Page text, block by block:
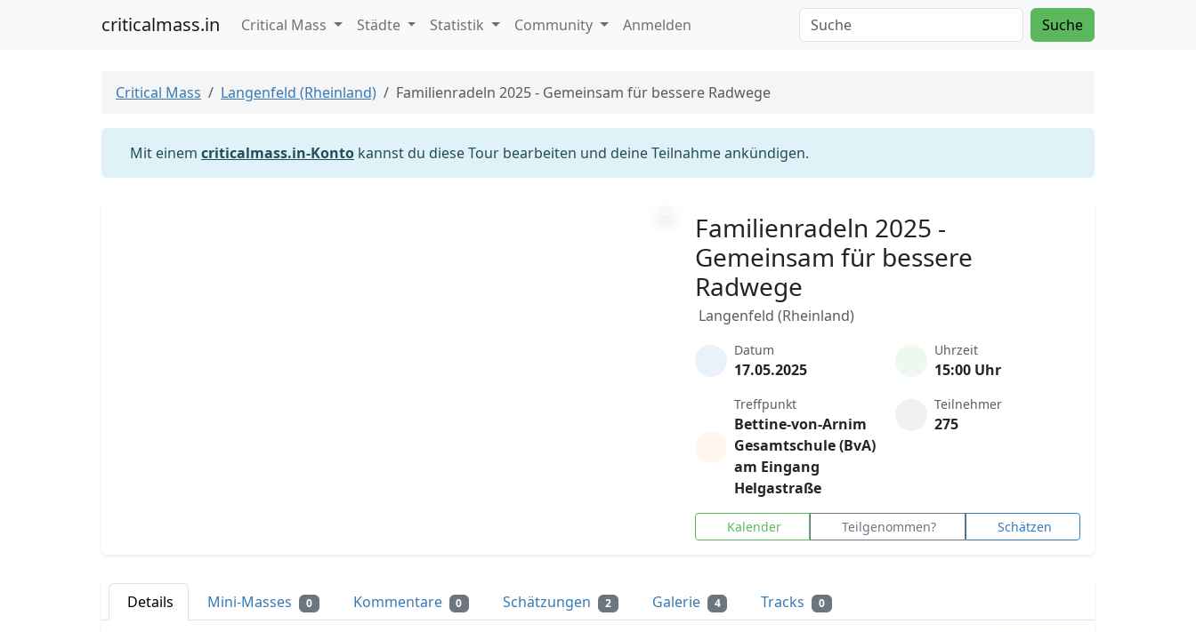
criticalmass.in Critical Mass Städte Statistik Community Anmelden Suche
Critical Mass Langenfeld (Rheinland) Familienradeln 2025 - Gemeinsam für bessere Radwege
Mit einem criticalmass.in-Konto kannst du diese Tour bearbeiten und deine Teilnahme ankündigen.
Familienradeln 2025 -
Gemeinsam für bessere
Radwege
Langenfeld (Rheinland)
Datum
17.05.2025
Uhrzeit
15:00 Uhr
Treffpunkt
Bettine-von-Arnim
Gesamtschule (BvA)
am Eingang
Helgastraße
Teilnehmer
275
Kalender Teilgenommen? Schätzen
Details Mini-Masses 0 Kommentare 0 Schätzungen 2 Galerie 4 Tracks 0